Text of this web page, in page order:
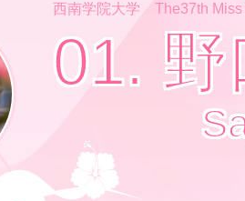
西南学院大学 The37th
01. 野